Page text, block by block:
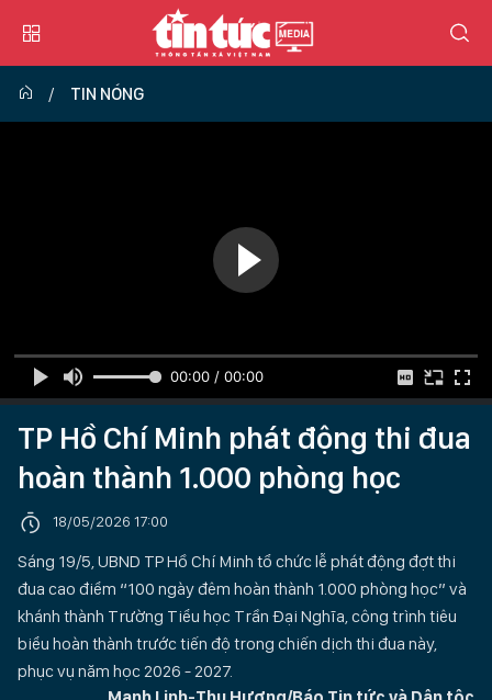
TIN NÓNG
00:00 / 00:00
TP Hồ Chí Minh phát động thi đua
hoàn thành 1.000 phòng học
18/05/2026 17:00
Sáng 19/5, UBND TP Hồ Chí Minh tổ chức lễ phát động đợt thi
đua cao điểm “100 ngày đêm hoàn thành 1.000 phòng học” và
khánh thành Trường Tiểu học Trần Đại Nghĩa, công trình tiêu
biểu hoàn thành trước tiến độ trong chiến dịch thi đua này,
phục vụ năm học 2026 - 2027.